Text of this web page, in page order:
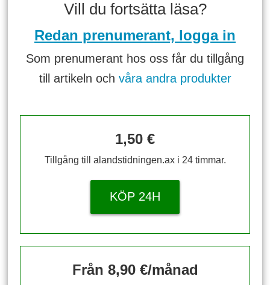
Vill du fortsätta läsa?
Redan prenumerant, logga in
Som prenumerant hos oss får du tillgång
till artikeln och våra andra produkter
1,50 €
Tillgång till alandstidningen.ax i 24 timmar.
KÖP 24H
Från 8,90 €/månad